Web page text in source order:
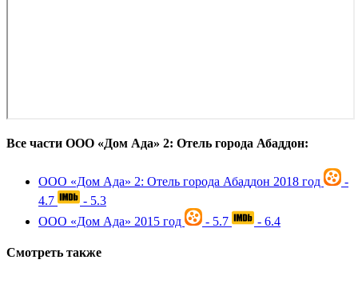
Все части ООО «Дом Ада» 2: Отель города Абаддон:
ООО «Дом Ада» 2: Отель города Абаддон 2018 год
-
4.7
- 5.3
ООО «Дом Ада» 2015 год - 5.7 - 6.4
Смотреть также